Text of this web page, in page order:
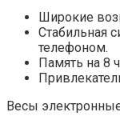
Широкие
Стабильная
телефоном.
Память на 8
Весы